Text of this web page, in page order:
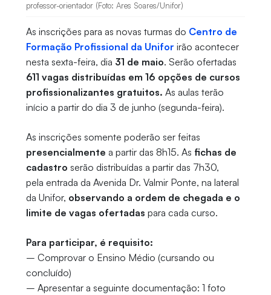
professor-orientador (Foto: Ares Soares/Unifor)
As inscrições para as novas turmas do Centro de
Formação Profissional da Unifor irão acontecer
nesta sexta-feira, dia 31 de maio. Serão ofertadas
611 vagas distribuídas em 16 opções de cursos
profissionalizantes gratuitos. As aulas terão
início a partir do dia 3 de junho (segunda-feira).
As inscrições somente poderão ser feitas
presencialmente a partir das 8h15. As fichas de
cadastro serão distribuídas a partir das 7h30,
pela entrada da Avenida Dr. Valmir Ponte, na lateral
da Unifor, observando a ordem de chegada e o
limite de vagas ofertadas para cada curso.
Para participar, é requisito:
– Comprovar o Ensino Médio (cursando ou
concluído)
– Apresentar a seguinte documentação: 1 foto